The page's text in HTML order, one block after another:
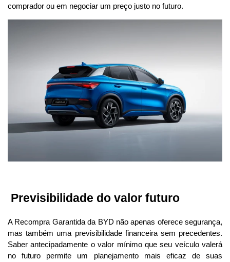
comprador ou em negociar um preço justo no futuro.
Previsibilidade do valor futuro
A Recompra Garantida da BYD não apenas oferece segurança,
mas também uma previsibilidade financeira sem precedentes.
Saber antecipadamente o valor mínimo que seu veículo valerá
no futuro permite um planejamento mais eficaz de suas